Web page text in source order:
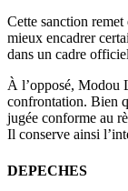
Cette sanction
mieux encadrer
dans un cadre
À l’opposé, Modou
confrontation. Bien
jugée conforme au
Il conserve ainsi
DEPECHES